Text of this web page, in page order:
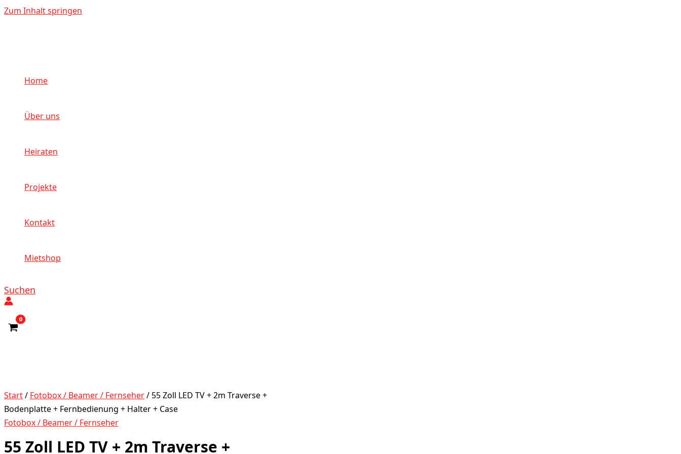
Zum Inhalt springen
Home
Über uns
Heiraten
Projekte
Kontakt
Mietshop
Suchen
Start/ Fotobox / Beamer / Fernseher/ 55 Zoll LED TV + 2m Traverse +
Bodenplatte + Fernbedienung + Halter + Case
Fotobox / Beamer / Fernseher
55 Zoll LED TV + 2m Traverse +